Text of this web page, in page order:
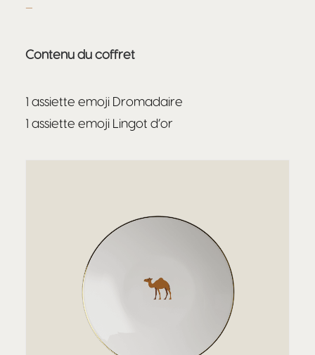
–
Contenu du coffret
1 assiette emoji Dromadaire
1 assiette emoji Lingot d’or